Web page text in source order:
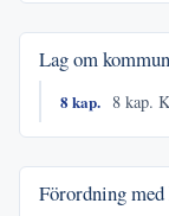
Lag om
8 kap. 8 kap.
Förordning